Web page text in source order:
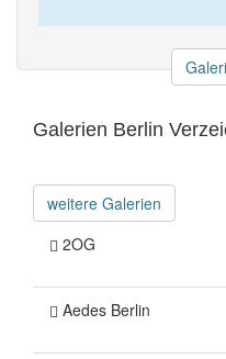
Galerien Berlin
weitere Galerien
2OG
Aedes Berlin